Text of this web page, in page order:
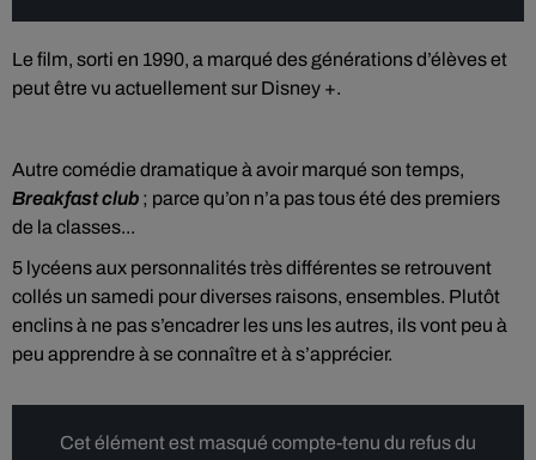
Le film, sorti en 1990, a marqué des générations d’élèves et
peut être vu actuellement sur Disney +.
Autre comédie dramatique à avoir marqué son temps,
Breakfast club ; parce qu’on n’a pas tous été des premiers
de la classes...
5 lycéens aux personnalités très différentes se retrouvent
collés un samedi pour diverses raisons, ensembles. Plutôt
enclins à ne pas s’encadrer les uns les autres, ils vont peu à
peu apprendre à se connaître et à s’apprécier.
Cet élément est masqué compte-tenu du refus du